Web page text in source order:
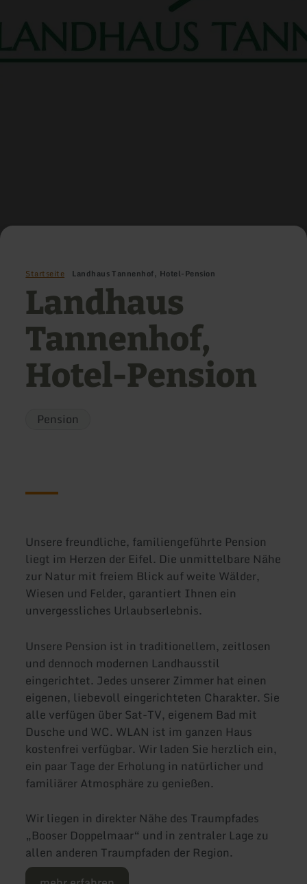
Startseite Landhaus Tannenhof, Hotel-Pension
Landhaus
Tannenhof,
Hotel-Pension
Pension
Unsere freundliche, familiengeführte Pension
liegt im Herzen der Eifel. Die unmittelbare Nähe
zur Natur mit freiem Blick auf weite Wälder,
Wiesen und Felder, garantiert Ihnen ein
unvergessliches Urlaubserlebnis.
Unsere Pension ist in traditionellem, zeitlosen
und dennoch modernen Landhausstil
eingerichtet. Jedes unserer Zimmer hat einen
eigenen, liebevoll eingerichteten Charakter. Sie
alle verfügen über Sat-TV, eigenem Bad mit
Dusche und WC. WLAN ist im ganzen Haus
kostenfrei verfügbar. Wir laden Sie herzlich ein,
ein paar Tage der Erholung in natürlicher und
familiärer Atmosphäre zu genießen.
Wir liegen in direkter Nähe des Traumpfades
„Booser Doppelmaar“ und in zentraler Lage zu
allen anderen Traumpfaden der Region.